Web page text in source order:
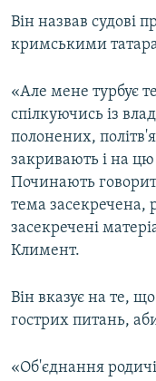
Він назвав судові
кримськими
«Але мене турбує
спілкуючись із
полонених,
закривають і на
Починають
тема засекречена,
засекречені
Климент.
Він вказує на те,
гострих питань,
«Об'єднання